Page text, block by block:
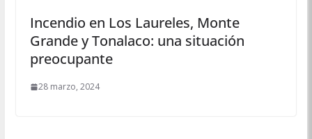
Incendio en Los Laureles, Monte
Grande y Tonalaco: una situación
preocupante
28 marzo, 2024